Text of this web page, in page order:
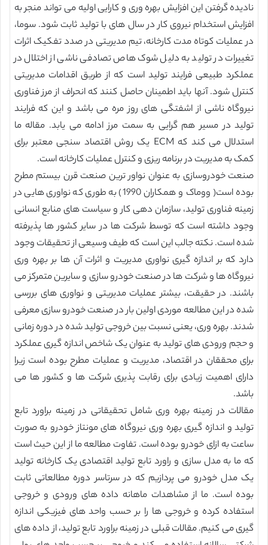
نادیده گرفتن این افزایش بهره وری و کارایی اولیه می تواند منجر به
افزایش استخدام نیروی کار در سال های با تولید ثابت شود. سوما،
در عملیات کوتاه مدت کارخانه، تیم مدیریتی در صدد تفکیک اثرات
تغییرات در تولید به دلیل شوک هاص تصادفی ناشی از اختلال در
عملکرد طبیعی فرایند تولید است که از طریق اقدامات مدیریتی
کنترل شود. آنها باید اطمینان حاصل کنند که انحراف از مرز فناوری
نیروگاه ناشی از اشفتگی های روز مره می باشد و این که فرایند
تولید در مسیر هم گرایی به سمت مرز ادامه می یابد. مقاله ما
استدلال می کند که ECM یک روش اقتصاد سنجی معتبر برای
کمک به مدیریت در برنامه ریزی و کنترل عملیات کارخانه است.
صنعت خودروسازی به عنوان نواور ترین صنعت قرن بیستم مطرح
بوده است( ووماک و همکاران 1990) به طوری که نواوری هایی در
زمینه فناوری تولید، سازمان دهی کار و سیاست های منابع انسانی
وجود داشته است که توسط شرکت ها در سایر کشور ها پذیرفته
شده است. نکته جالب این است که طیف وسیعی از تحقیقات وجود
دارد که بر اندازه گیری نواوری مدیریت و اثرات آن ها بر بهره وری
نیروگاه ها و شرکت ها در صنعت خودرو سازی و سایرین متمرکز می
باشند. در حقیقت، بیشتر عملیات مدیریتی و نواوری های بررسی
شده در این مطالعه موردی اولین بار در صنعت خودرو سازی معرفی
شدند. بهره وری، یعنی نسبت بین خروجی تولید شده در دوره زمانی
و حجم ورودی های تولید به عنوان یک شاخص اندازه گیری عملکرد
برای محققان در اقتصاد، مدیریت و عملیات مطرح بوده است زیرا
دارای اهمیت زیادی برای رقابت پذیری شرکت ها و کشور ها می
باشد.
مقالات در زمینه بهره وری شامل تحقیقاتی در زمینه براورد تابع
تولید و اندازه گیری بهره وری نیروگاه های مونتاز خودرو به صورت
ساعت به ازای خودرو بوده است. تفاوت مطالعه ما از این حیث است
که ما به مدل سازی و راورد تابع تولید اقتصادی یک کارخانه تولید
یک مدل خودرو می پردازیم که در سرتاسر دوره مطالعاتی ثابت
بوده است. ما از مشاهدات ماهانه داده های ورودی و خروجی
استفاده کرده و خروجی ها را بر حسب واحد های فیزیکی اندازه
گیری می کنیم. مقالات قبلی در زمینه براورد تابع تولید، از داده های